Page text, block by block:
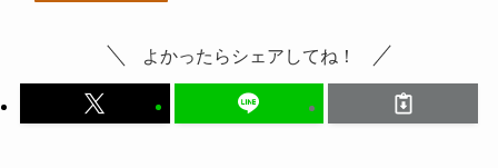
よかったらシェアしてね！